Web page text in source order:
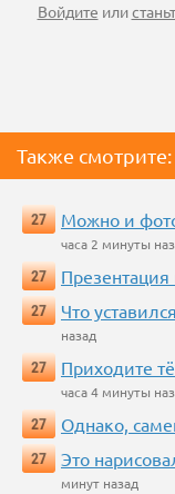
Войдите или
Также смотрите:
27 Можно и
часа 2 минуты
27
27
Что
назад
27
Приходите
часа 4 минуты
27
Однако,
27
Это
минут назад